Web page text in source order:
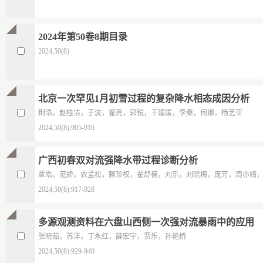
2024年第50卷8期目录
2024,50(8)
北京一次罕见1月初雪过程的复杂降水相态成因分析
荆浩，赵桂洁，于波，翟亮，郭锐，王媛媛，李桑，何娜，杨艺亚
2024,50(8):905-916
广西初春双对流强降水带过程诊断分析
覃皓，范娇，农孟松，赖珍权，翟舒楠，刘乐，刘晓梅，庞芳，周亦靖
2024,50(8):917-928
多源观测资料在六盘山西侧一次强对流暴雨中的应用
张晓茹，苏洋，丁永红，薛宏宇，贾乐，孙艳桥
2024,50(8):929-940